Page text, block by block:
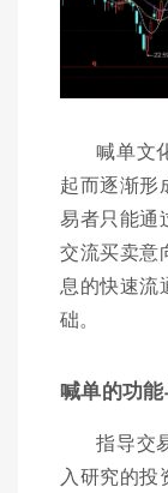
喊单文
起而逐渐形
易者只能通
交流买卖意
息的快速流
础。
喊单的功
指导交
入研究的投